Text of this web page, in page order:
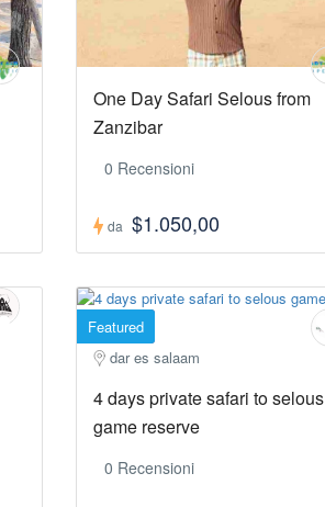
One Day Safari Selous from
Zanzibar
0 Recensioni
da $1.050,00
Featured
dar es salaam
4 days private safari to selous
game reserve
0 Recensioni